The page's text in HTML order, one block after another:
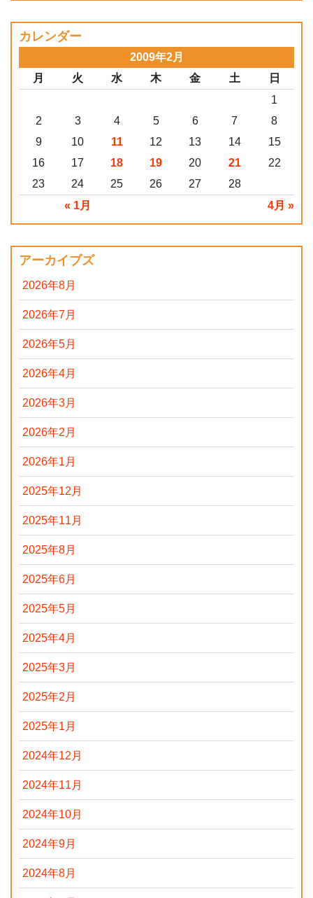
カレンダー
2009年2月
月
火 水 木 金 土 日
« 1月 4月 »
1
2
3 4 5 6 7
8
9
10 11 12 13 14
15
16
17 18 19 20 21
22
23
24 25 26 27 28
アーカイブズ
2026年8月
2026年7月
2026年5月
2026年4月
2026年3月
2026年2月
2026年1月
2025年12月
2025年11月
2025年8月
2025年6月
2025年5月
2025年4月
2025年3月
2025年2月
2025年1月
2024年12月
2024年11月
2024年10月
2024年9月
2024年8月